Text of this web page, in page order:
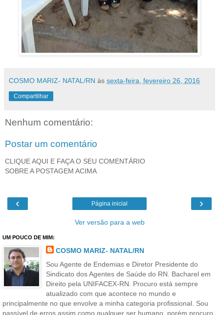
COSMO MARIZ- NATAL/RN às sexta-feira, fevereiro 26, 2016
Compartilhar
Nenhum comentário:
Postar um comentário
CLIQUE AQUI E FAÇA O SEU COMENTÁRIO
SOBRE A POSTAGEM ACIMA
‹ ›
Página inicial
Ver versão para a web
UM POUCO DE MIM:
COSMO MARIZ- NATAL/RN
Sou Agente de Endemias e Diretor Presidente do
Sindicato dos Agentes de Saúde do RN. Bacharel em
Direito pela UNIFACEX-RN. Procuro está sempre
atualizado com que acontece no mundo e
principalmente no que envolve a minha categoria profissional. Sou
passível de erros assim como qualquer ser humano, porém procuro